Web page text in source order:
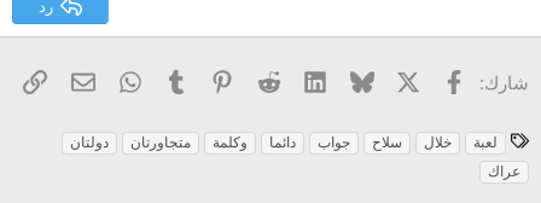
رد
شارك: فيسبوك Bluesky
LinkedIn
Reddit
Pinterest
Tumblr
WhatsApp
البريد
ا
ل
و
لعبة خلال سلاح جواب دائما وكلمة متجاورتان
دولتان
عراك